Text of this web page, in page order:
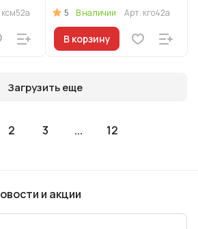
ксм52а 5 В наличии Арт. кго42а
В корзину
Загрузить еще
2 3 ... 12
и акции